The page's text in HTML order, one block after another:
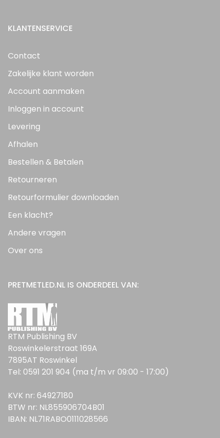
KLANTENSERVICE
Contact
Zakelijke klant worden
Account aanmaken
Inloggen in account
Levering
Afhalen
Bestellen & Betalen
Retourneren
Retourformulier downloaden
Een klacht?
Andere vragen
Over ons
PRETMETLED.NL IS ONDERDEEL VAN:
RTM Publishing BV
Roswinkelerstraat 169A
7895AT Roswinkel
Tel: 0591 201 904 (ma t/m vr 09:00 - 17:00)
KVK nr: 64927180
BTW nr: NL855906704B01
IBAN: NL71RABO0111028566